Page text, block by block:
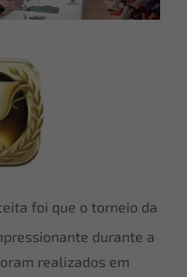
foi que o torneio da
durante a
realizados em